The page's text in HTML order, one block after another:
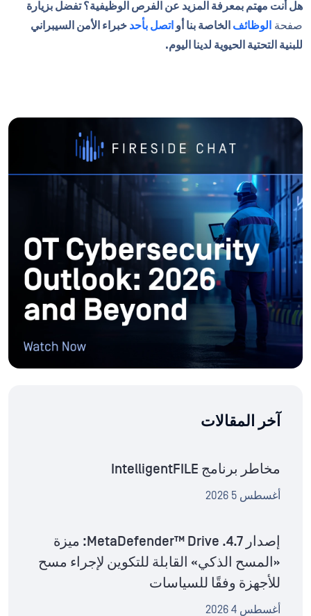
هل أنت مهتم بمعرفة المزيد عن الفرص الوظيفية؟ تفضل بزيارة
صفحة الوظائف الخاصة بنا أو اتصل بأحد خبراء الأمن السيبراني
للبنية التحتية الحيوية لدينا اليوم.
آخر المقالات
مخاطر برنامج IntelligentFILE
أغسطس 5 2026
إصدار MetaDefender™ Drive .4.7: ميزة
«المسح الذكي» القابلة للتكوين لإجراء مسح
للأجهزة وفقًا للسياسات
أغسطس 4 2026